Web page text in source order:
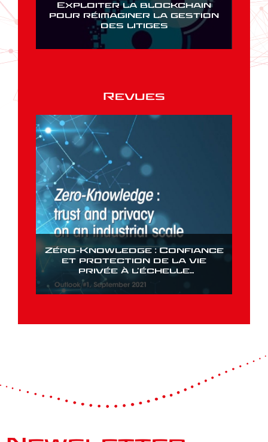
Exploiter la blockchain
pour réimaginer la gestion
des litiges
Revues
Zéro-Knowledge : Confiance
et protection de la vie
privée à l’échelle
industrielle